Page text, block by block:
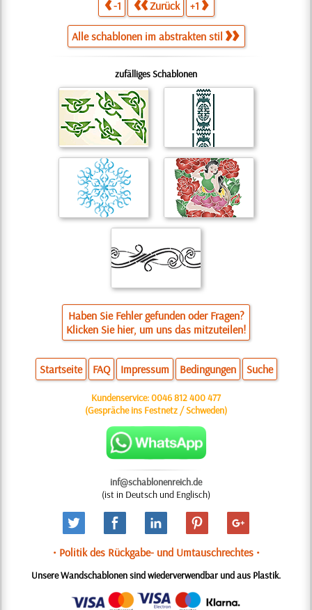
-1 Zurück +1
Alle schablonen im abstrakten stil
zufälliges Schablonen
Haben Sie Fehler gefunden oder Fragen?
Klicken Sie hier, um uns das mitzuteilen!
Startseite FAQ Impressum Bedingungen Suche
Kundenservice:0046 812 400 477
(Gespräche ins Festnetz / Schweden)
inf@schablonenreich.de
(ist in Deutsch und Englisch)
• Politik des Rückgabe- und Umtauschrechtes •
Unsere Wandschablonen sind wiederverwendbar und aus Plastik.